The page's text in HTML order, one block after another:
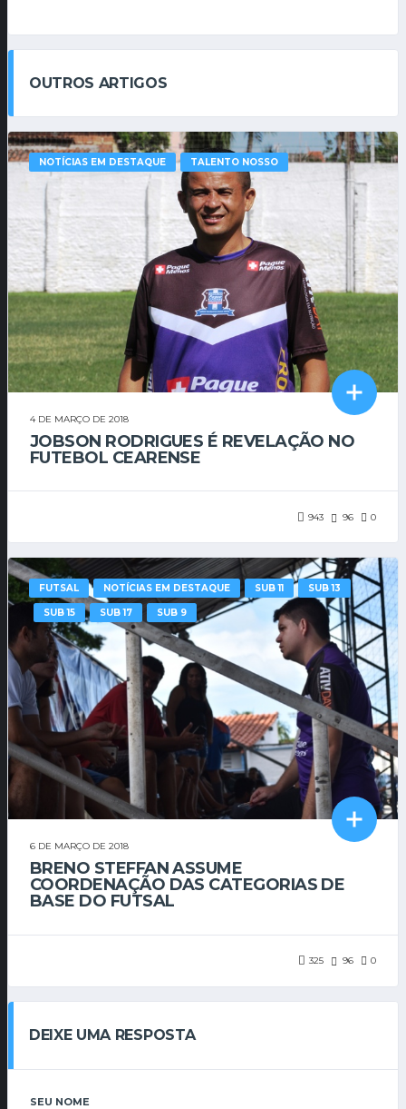
OUTROS ARTIGOS
NOTÍCIAS EM DESTAQUE TALENTO NOSSO
4 DE MARÇO DE 2018
JOBSON RODRIGUES É REVELAÇÃO NO
FUTEBOL CEARENSE
943 96 0
FUTSAL NOTÍCIAS EM DESTAQUE SUB 11 SUB 13
SUB 15 SUB 17 SUB 9
6 DE MARÇO DE 2018
BRENO STEFFAN ASSUME
COORDENAÇÃO DAS CATEGORIAS DE
BASE DO FUTSAL
325 96 0
DEIXE UMA RESPOSTA
SEU NOME